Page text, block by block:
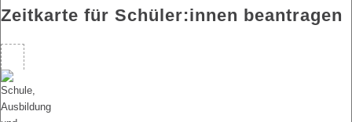
Zeitkarte für Schüler:innen beantragen